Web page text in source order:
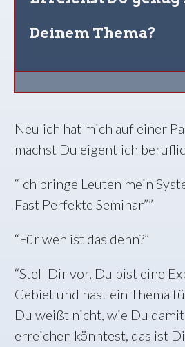
Deinem Thema?
Neulich hat mich auf einer
machst Du eigentlich
“Ich bringe Leuten mein
Fast Perfekte Seminar””
“Für wen ist das denn?”
“Stell Dir vor, Du bist eine
Gebiet und hast ein Thema
Du weißt nicht, wie Du
erreichen könntest, das ist